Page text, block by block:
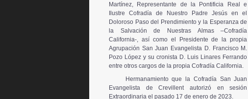
Martínez, Representante de la Pontificia Real e
Ilustre Cofradía de Nuestro Padre Jesús en el
Doloroso Paso del Prendimiento y la Esperanza de
la Salvación de Nuestras Almas –Cofradía
California-, así como el Presidente de la propia
Agrupación San Juan Evangelista D. Francisco M.
Pozo López y su cronista D. Luis Linares Ferrando
entre otros cargos de la propia Cofradía California.
Hermanamiento que la Cofradía San Juan
Evangelista de Crevillent autorizó en sesión
Extraordinaria el pasado 17 de enero de 2023.